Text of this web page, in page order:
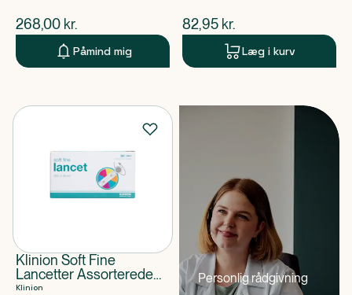
$nuværende pris
268,00 kr.
Påmind mig
$nuværende pris
82,95 kr.
Læg i kurv
Klinion Soft Fine
Lancetter Assorterede
farver, Steril
Klinion
Personlig rådgivning